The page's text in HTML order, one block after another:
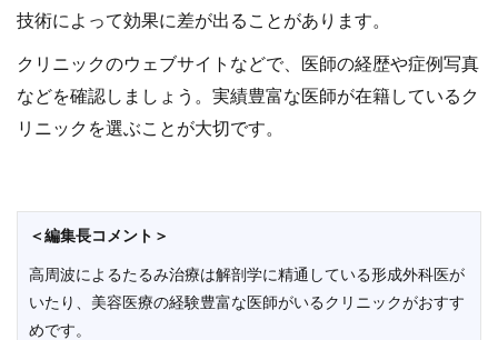
技術によって効果に差が出ることがあります。
クリニックのウェブサイトなどで、医師の経歴や症例写真
などを確認しましょう。実績豊富な医師が在籍しているク
リニックを選ぶことが大切です。
＜編集長コメント＞
高周波によるたるみ治療は解剖学に精通している形成外科医が
いたり、美容医療の経験豊富な医師がいるクリニックがおすす
めです。